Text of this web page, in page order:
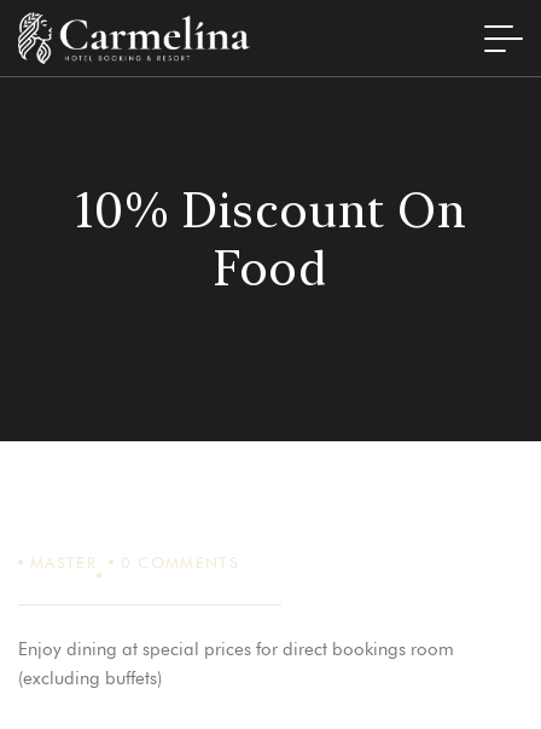
10% Discount On
Food
MASTER 0 COMMENTS
Enjoy dining at special prices for direct bookings room
(excluding buffets)